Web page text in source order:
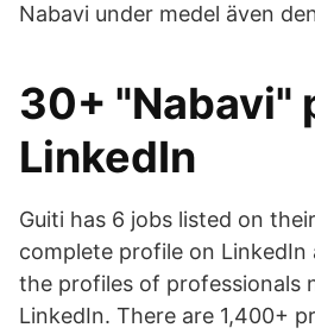
Nabavi under medel även
30+ "Nabavi"
LinkedIn
Guiti has 6 jobs listed on
complete profile on LinkedIn
the profiles of professionals
LinkedIn. There are 1,400+